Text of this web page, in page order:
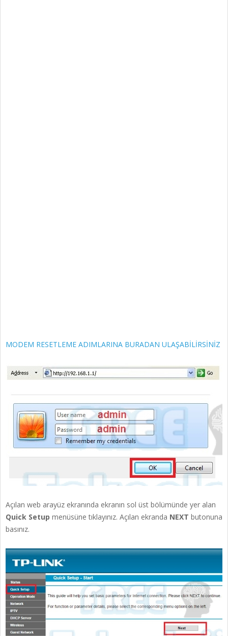
MODEM RESETLEME ADIMLARINA BURADAN ULAŞABİLİRSİNİZ
Açılan web arayüz ekranında ekranın sol üst bölümünde yer alan
Quick Setup menüsüne tıklayınız. Açılan ekranda NEXT butonuna
basınız.